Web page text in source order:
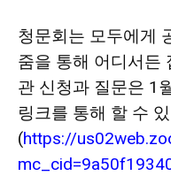
청문회는 모두에게
줌을 통해 어디서든
관 신청과 질문은 1
링크를 통해 할 수
(https://